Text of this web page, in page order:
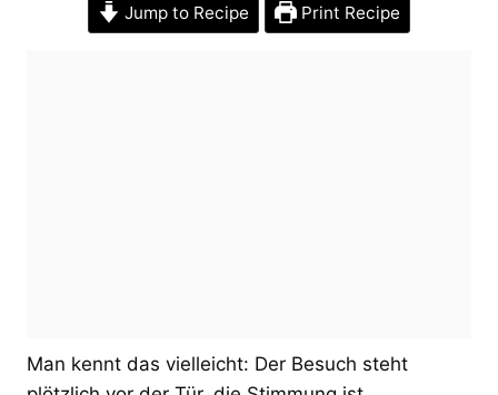
Jump to Recipe Print Recipe
Man kennt das vielleicht: Der Besuch steht